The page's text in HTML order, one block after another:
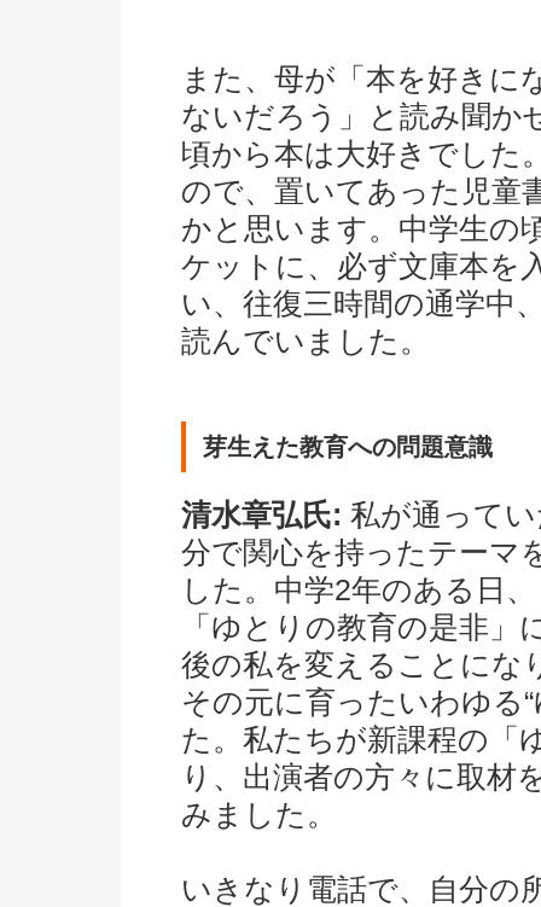
また、母が「本を好きに
ないだろう」と読み聞か
頃から本は大好きでした
ので、置いてあった児童
かと思います。中学生の
ケットに、必ず文庫本を
い、往復三時間の通学中
読んでいました。
芽生えた教育への問題意識
清水章弘氏: 私が通って
分で関心を持ったテーマ
した。中学2年のある日
「ゆとりの教育の是非
後の私を変えることにな
その元に育ったいわゆる
た。私たちが新課程の「
り、出演者の方々に取材
みました。
いきなり電話で、自分の